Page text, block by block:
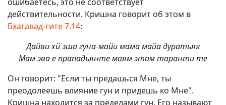
действительности. Кришна говорит об этом в
Бхагавад-гите 7.14:
Дайви хй эша гуна-майи мама майа дуратьяя
Мам эва е прападьянте маям этам таранти те
Он говорит: "Если ты предашься Мне, ты
преодолеешь влияние гун и придешь ко Мне".
Кришна находится за пределами гун. Его называют